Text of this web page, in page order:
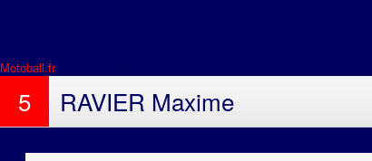
Motoball.fr>
5 RAVIER Maxime